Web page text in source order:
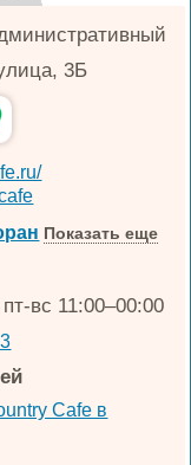
3Б
Показать еще
вс 11:00–00:00
Cafe в